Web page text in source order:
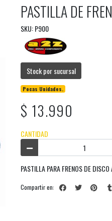
PASTILLA DE
SKU: P900
Stock por sucursal
Pocas Unidades.
$ 13.990
CANTIDAD
PASTILLA PARA FRENOS DE
Compartir en: